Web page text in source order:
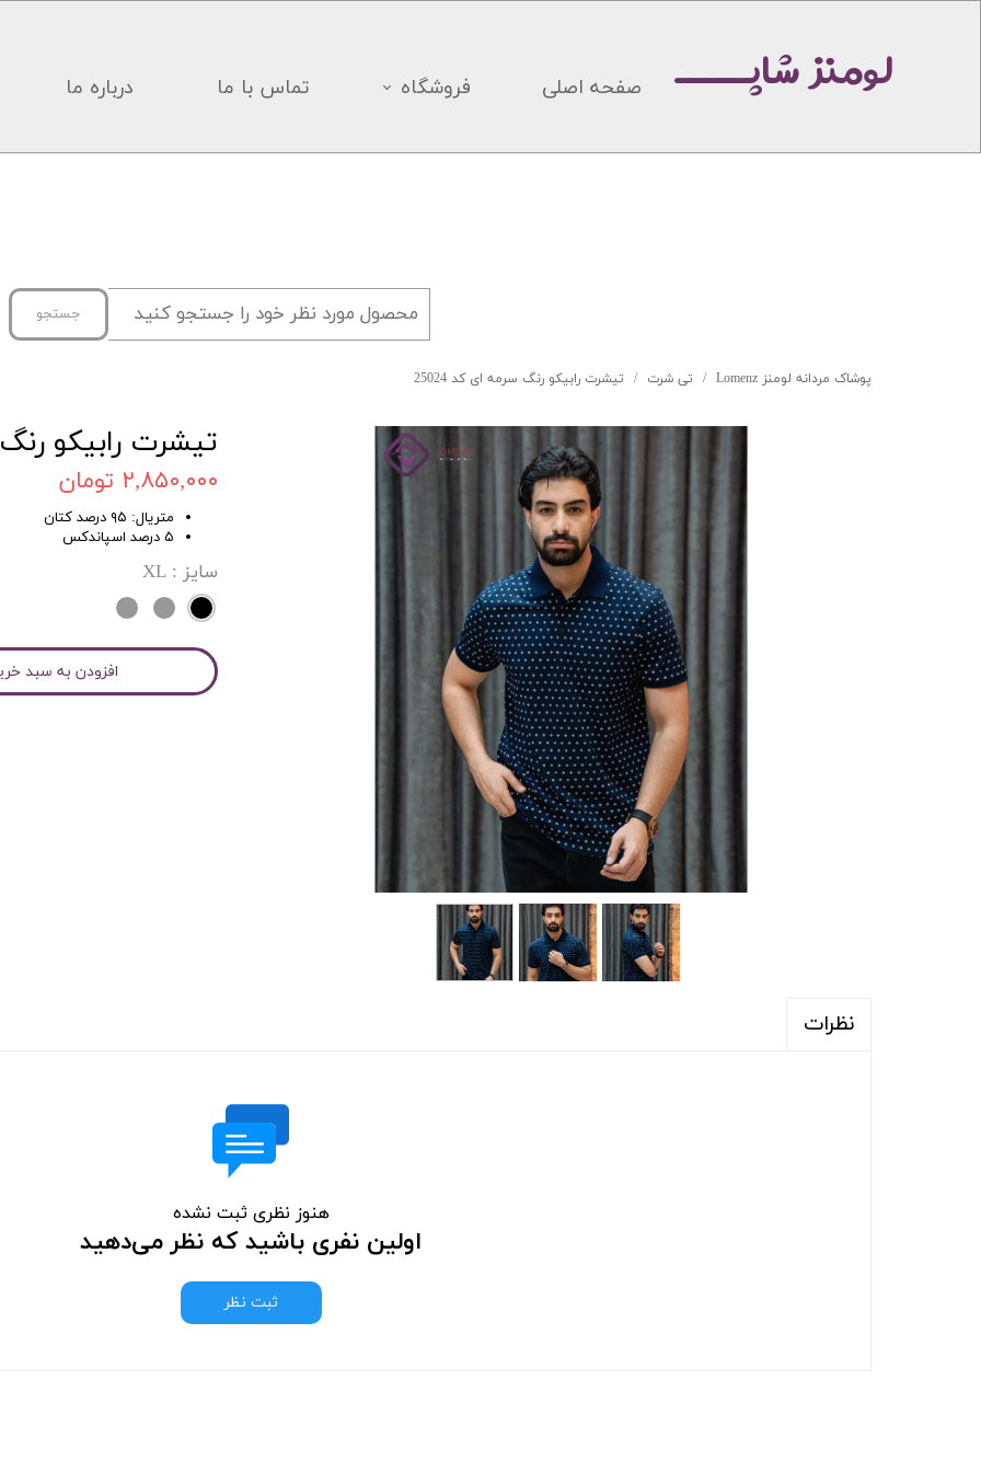
صفحه اصلی فروشگاه تماس با ما درباره ما لومنز شاپـــــ
پوشاک مردانه لومنز Lomenz تی شرت تیشرت رابیکو رنگ سرمه ای کد 25024
تیشرت رابیکو رنگ
۲,۸۵۰,۰۰۰ تومان
متریال: ۹۵ درصد کتان
۵ درصد اسپاندکس
سایز : XL
افزودن به سبد
نظرات
هنوز نظری ثبت نشده
اولین نفری باشید که نظر می‌دهید
ثبت نظر
جستجو